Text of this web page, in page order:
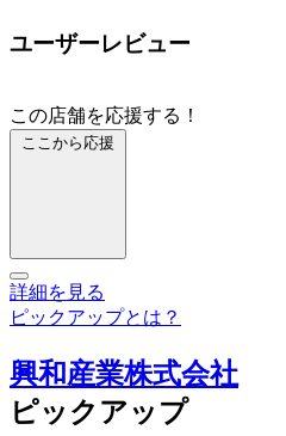
ユーザーレビュー
この店舗を応援する！
ここから応援
詳細を見る
ピックアップとは？
興和産業株式会社
ピックアップ